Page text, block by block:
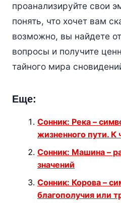
проанализируйте свои
понять, что хочет вам
возможно, вы найдете
вопросы и получите
тайного мира
Еще:
Сонник: Река –
жизненного пути. К
Сонник: Машина –
значений
Сонник: Корова –
благополучия или